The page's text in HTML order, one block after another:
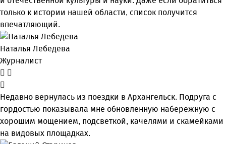
только к истории нашей области, список получится
впечатляющий.
Наталья Лебедева
Журналист
Недавно вернулась из поездки в Архангельск. Подруга с
гордостью показывала мне обновленную набережную с
хорошим мощением, подсветкой, качелями и скамейками
на видовых площадках.